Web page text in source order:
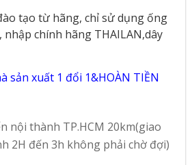
tạo từ hãng, chỉ sử dụng ống
nhập chính hãng THAILAN,dây
sản xuất 1 đổi 1&HOÀN TIỀN
nội thành TP.HCM 20km(giao
2H đến 3h không phải chờ đợi)